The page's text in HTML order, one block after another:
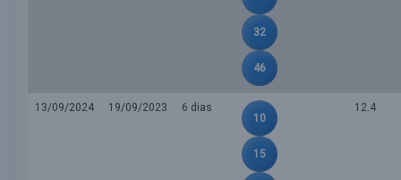
32
46
13/09/2024 19/09/2023
6 dias
10
15
12.4